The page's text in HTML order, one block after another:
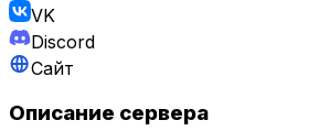
VK
Discord
Сайт
Описание сервера